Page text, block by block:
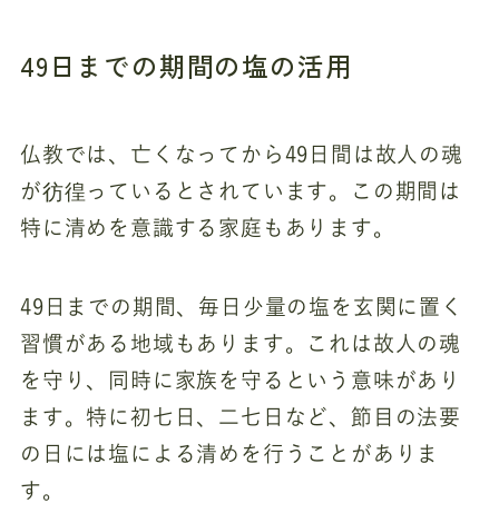
49日までの期間の塩の活用
仏教では、亡くなってから49日間は故人の魂
が彷徨っているとされています。この期間は
特に清めを意識する家庭もあります。
49日までの期間、毎日少量の塩を玄関に置く
習慣がある地域もあります。これは故人の魂
を守り、同時に家族を守るという意味があり
ます。特に初七日、二七日など、節目の法要
の日には塩による清めを行うことがありま
す。